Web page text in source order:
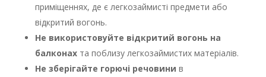
приміщеннях, де є легкозаймисті предмети або
відкритий вогонь.
Не використовуйте відкритий вогонь на
балконахта поблизу легкозаймистих матеріалів.
Не зберігайте горючі речовини в